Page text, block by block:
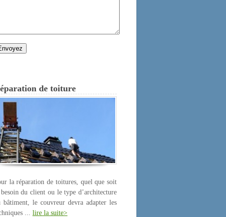
de toiture
la réparation de toitures, quel que soit
du client ou le type d’architecture
bâtiment, le couvreur devra adapter les
... lire la suite>